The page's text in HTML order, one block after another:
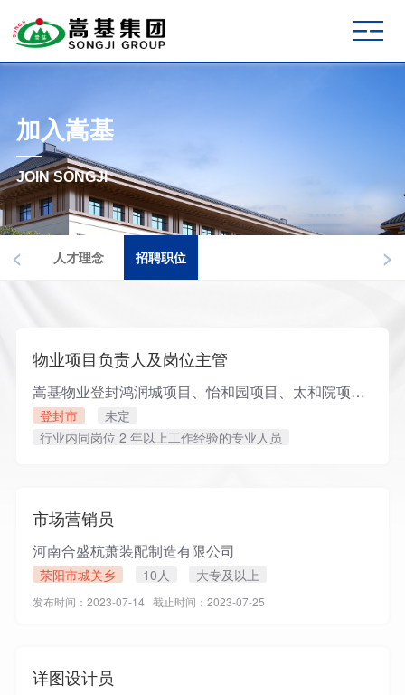
加入嵩基
JOIN SONGJI
人才理念 招聘职位
< >
物业项目负责人及岗位主管
嵩基物业登封鸿润城项目、怡和园项目、太和院项目、润和琚项目负责人，及在建项目储备负责人
登封市
未定
行业内同岗位 2 年以上工作经验的专业人员
市场营销员
河南合盛杭萧装配制造有限公司
荥阳市城关乡 10人 大专及以上
发布时间：2023-07-14 截止时间：2023-07-25
详图设计员